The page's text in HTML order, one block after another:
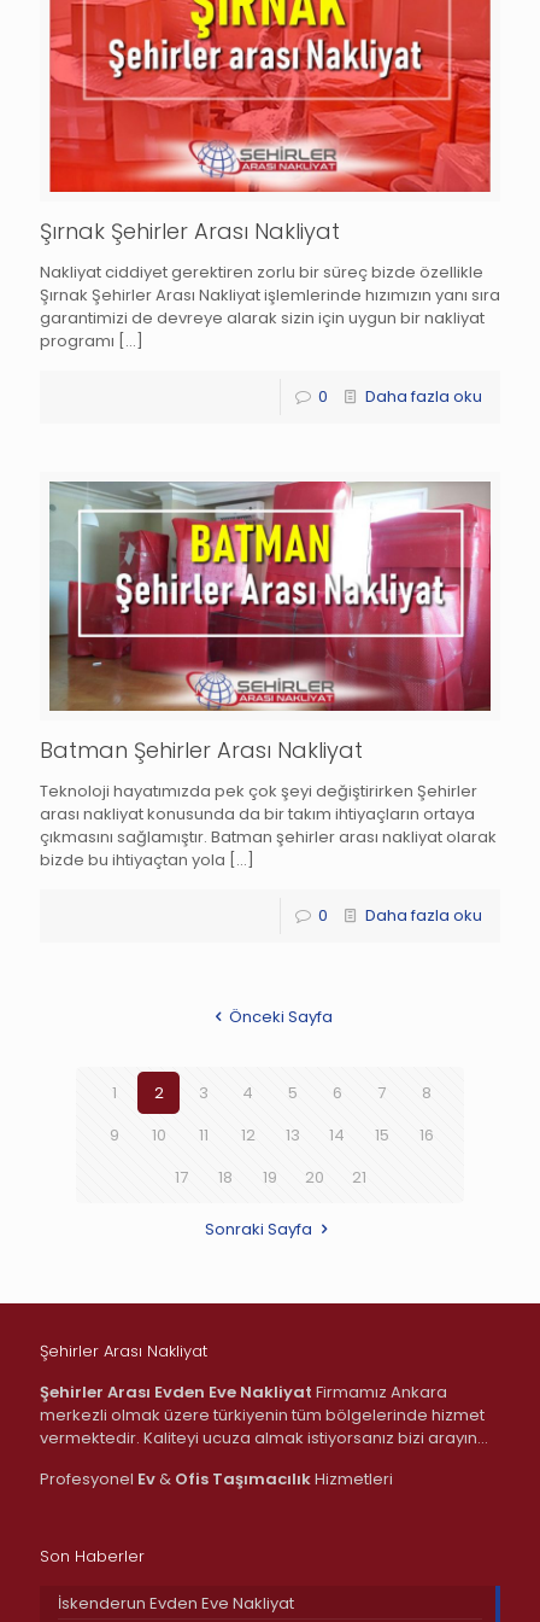
Şırnak Şehirler Arası Nakliyat
Nakliyat ciddiyet gerektiren zorlu bir süreç bizde özellikle
Şırnak Şehirler Arası Nakliyat işlemlerinde hızımızın yanı sıra
garantimizi de devreye alarak sizin için uygun bir nakliyat
programı […]
0 Daha fazla oku
Batman Şehirler Arası Nakliyat
Teknoloji hayatımızda pek çok şeyi değiştirirken Şehirler
arası nakliyat konusunda da bir takım ihtiyaçların ortaya
çıkmasını sağlamıştır. Batman şehirler arası nakliyat olarak
bizde bu ihtiyaçtan yola […]
0 Daha fazla oku
Önceki Sayfa
1 2 3 4 5 6 7
8
9
10 11 12 13 14 15
16
17
18 19 20 21
Sonraki Sayfa
Şehirler Arası Nakliyat
Şehirler Arası Evden Eve Nakliyat Firmamız Ankara
merkezli olmak üzere türkiyenin tüm bölgelerinde hizmet
vermektedir. Kaliteyi ucuza almak istiyorsanız bizi arayın…
Profesyonel Ev& Ofis TaşımacılıkHizmetleri
Son Haberler
İskenderun Evden Eve Nakliyat